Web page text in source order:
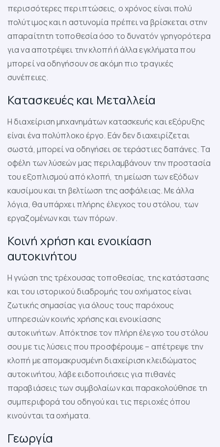
περισσότερες περιπτώσεις, ο χρόνος είναι πολύ
πολύτιμος και η αστυνομία πρέπει να βρίσκεται στην
απαραίτητη τοποθεσία όσο το δυνατόν γρηγορότερα
για να αποτρέψει την κλοπή ή άλλα εγκλήματα που
μπορεί να οδηγήσουν σε ακόμη πιο τραγικές
συνέπειες.
Κατασκευές και Μεταλλεία
Η διαχείριση μηχανημάτων κατασκευής και εξόρυξης
είναι ένα πολύπλοκο έργο. Εάν δεν διαχειρίζεται
σωστά, μπορεί να οδηγήσει σε τεράστιες δαπάνες. Τα
οφέλη των λύσεών μας περιλαμβάνουν την προστασία
του εξοπλισμού από κλοπή, τη μείωση των εξόδων
καυσίμου και τη βελτίωση της ασφάλειας. Με άλλα
λόγια, θα υπάρχει πλήρης έλεγχος του στόλου, των
εργαζομένων και των πόρων.
Κοινή χρήση και ενοικίαση
αυτοκινήτου
Η γνώση της τρέχουσας τοποθεσίας, της κατάστασης
και του ιστορικού διαδρομής του οχήματος είναι
ζωτικής σημασίας για όλους τους παρόχους
υπηρεσιών κοινής χρήσης και ενοικίασης
αυτοκινήτων. Απόκτησε τον πλήρη έλεγχο του στόλου
σου με τις λύσεις που προσφέρουμε – απέτρεψε την
κλοπή με απομακρυσμένη διαχείριση κλειδώματος
αυτοκινήτου, λάβε ειδοποιήσεις για πιθανές
παραβιάσεις των συμβολαίων και παρακολούθησε τη
συμπεριφορά του οδηγού και τις περιοχές όπου
κινούνται τα οχήματα.
Γεωργία